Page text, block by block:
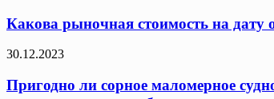
Какова рыночная стоимость на
30.12.2023
Пригодно ли сорное маломерное